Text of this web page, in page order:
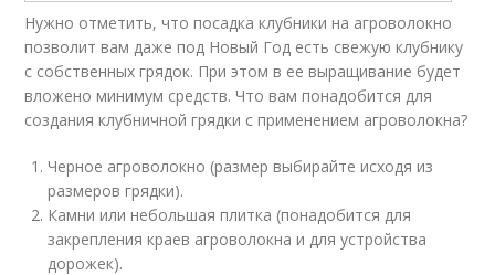
Нужно отметить, что посадка клубники на агроволокно
позволит вам даже под Новый Год есть свежую клубнику
с собственных грядок. При этом в ее выращивание будет
вложено минимум средств. Что вам понадобится для
создания клубничной грядки с применением агроволокна?
Черное агроволокно (размер выбирайте исходя из
размеров грядки).
Камни или небольшая плитка (понадобится для
закрепления краев агроволокна и для устройства
дорожек).